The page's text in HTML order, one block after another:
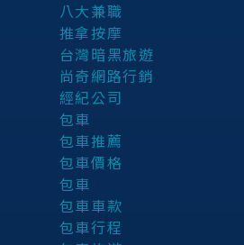
八大兼職
推拿按摩
台灣暗黑旅遊
尚奇網路行銷
經紀公司
包車
包車推薦
包車價格
包車
包車車款
包車行程